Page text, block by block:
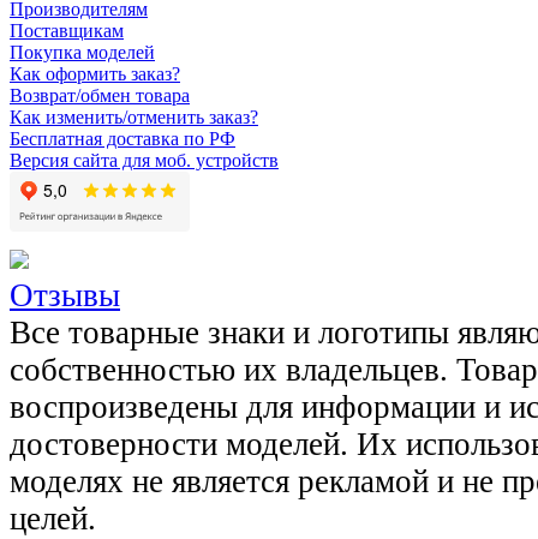
Производителям
Поставщикам
Покупка моделей
Как оформить заказ?
Возврат/обмен товара
Как изменить/отменить заказ?
Бесплатная доставка по РФ
Версия сайта для моб. устройств
Отзывы
Все товарные знаки и логотипы
собственностью их владельцев.
воспроизведены для информации и
достоверности моделей. Их
моделях не является рекламой и не
целей.